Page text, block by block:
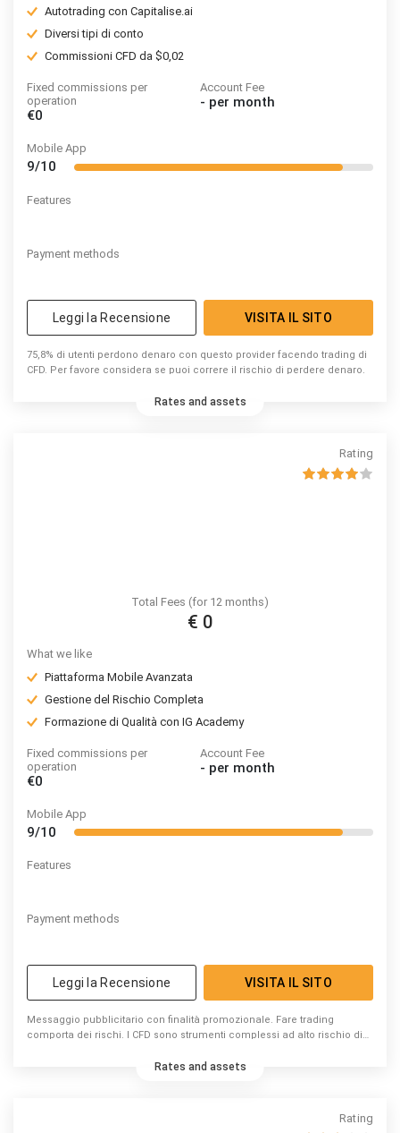
Autotrading con Capitalise.ai
Diversi tipi di conto
Commissioni CFD da $0,02
Fixed commissions per
operation
€0
Account Fee
- per month
Mobile App
9/10
Features
Payment methods
Leggi la Recensione VISITA IL SITO
75,8% di utenti perdono denaro con questo provider facendo trading di
CFD. Per favore considera se puoi correre il rischio di perdere denaro.
Rates and assets
Rating
Total Fees (for 12 months)
€ 0
What we like
Piattaforma Mobile Avanzata
Gestione del Rischio Completa
Formazione di Qualità con IG Academy
Fixed commissions per
operation
€0
Account Fee
- per month
Mobile App
9/10
Features
Payment methods
Leggi la Recensione VISITA IL SITO
Messaggio pubblicitario con finalità promozionale. Fare trading
comporta dei rischi. I CFD sono strumenti complessi ad alto rischio di
perdono denaro a causa delle negoziazioni in CFD con questo
Rates and assets
Rating